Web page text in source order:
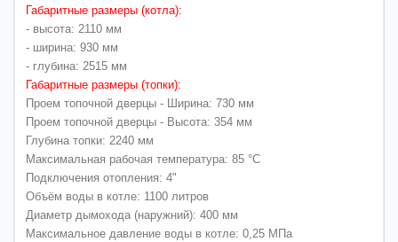
Габаритные размеры (котла):
- высота: 2110 мм
- ширина: 930 мм
- глубина: 2515 мм
Габаритные размеры (топки):
Проем топочной дверцы - Ширина: 730 мм
Проем топочной дверцы - Высота: 354 мм
Глубина топки: 2240 мм
Максимальная рабочая температура: 85 °C
Подключения отопления: 4"
Объём воды в котле: 1100 литров
Диаметр дымохода (наружний): 400 мм
Максимальное давление воды в котле: 0,25 МПа